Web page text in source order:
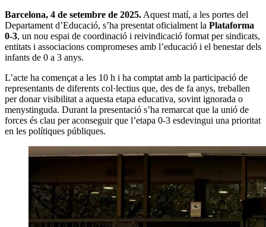
Barcelona, 4 de setembre de 2025. Aquest matí, a les portes del
Departament d’Educació, s’ha presentat oficialment la Plataforma
0-3, un nou espai de coordinació i reivindicació format per sindicats,
entitats i associacions compromeses amb l’educació i el benestar dels
infants de 0 a 3 anys.
L’acte ha començat a les 10 h i ha comptat amb la participació de
representants de diferents col·lectius que, des de fa anys, treballen
per donar visibilitat a aquesta etapa educativa, sovint ignorada o
menystinguda. Durant la presentació s’ha remarcat que la unió de
forces és clau per aconseguir que l’etapa 0-3 esdevingui una prioritat
en les polítiques públiques.